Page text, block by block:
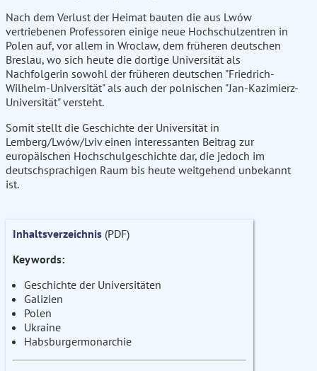
Nach dem Verlust der Heimat bauten die aus Lwów
vertriebenen Professoren einige neue Hochschulzentren in
Polen auf, vor allem in Wroclaw, dem früheren deutschen
Breslau, wo sich heute die dortige Universität als
Nachfolgerin sowohl der früheren deutschen "Friedrich-
Wilhelm-Universität" als auch der polnischen "Jan-Kazimierz-
Universität" versteht.
Somit stellt die Geschichte der Universität in
Lemberg/Lwów/Lviv einen interessanten Beitrag zur
europäischen Hochschulgeschichte dar, die jedoch im
deutschsprachigen Raum bis heute weitgehend unbekannt
ist.
Inhaltsverzeichnis (PDF)
Keywords:
Geschichte der Universitäten
Galizien
Polen
Ukraine
Habsburgermonarchie